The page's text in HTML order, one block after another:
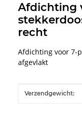
Afdichting
recht
Afdichting voor 7-
afgevlakt
Verzendgewicht: